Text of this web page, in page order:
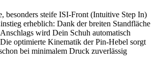
besonders steife ISI-Front (Intuitive Step In)
erheblich: Dank der breiten Standfläche
wird Dein Schuh automatisch
optimierte Kinematik der Pin-Hebel sorgt
bei minimalem Druck zuverlässig